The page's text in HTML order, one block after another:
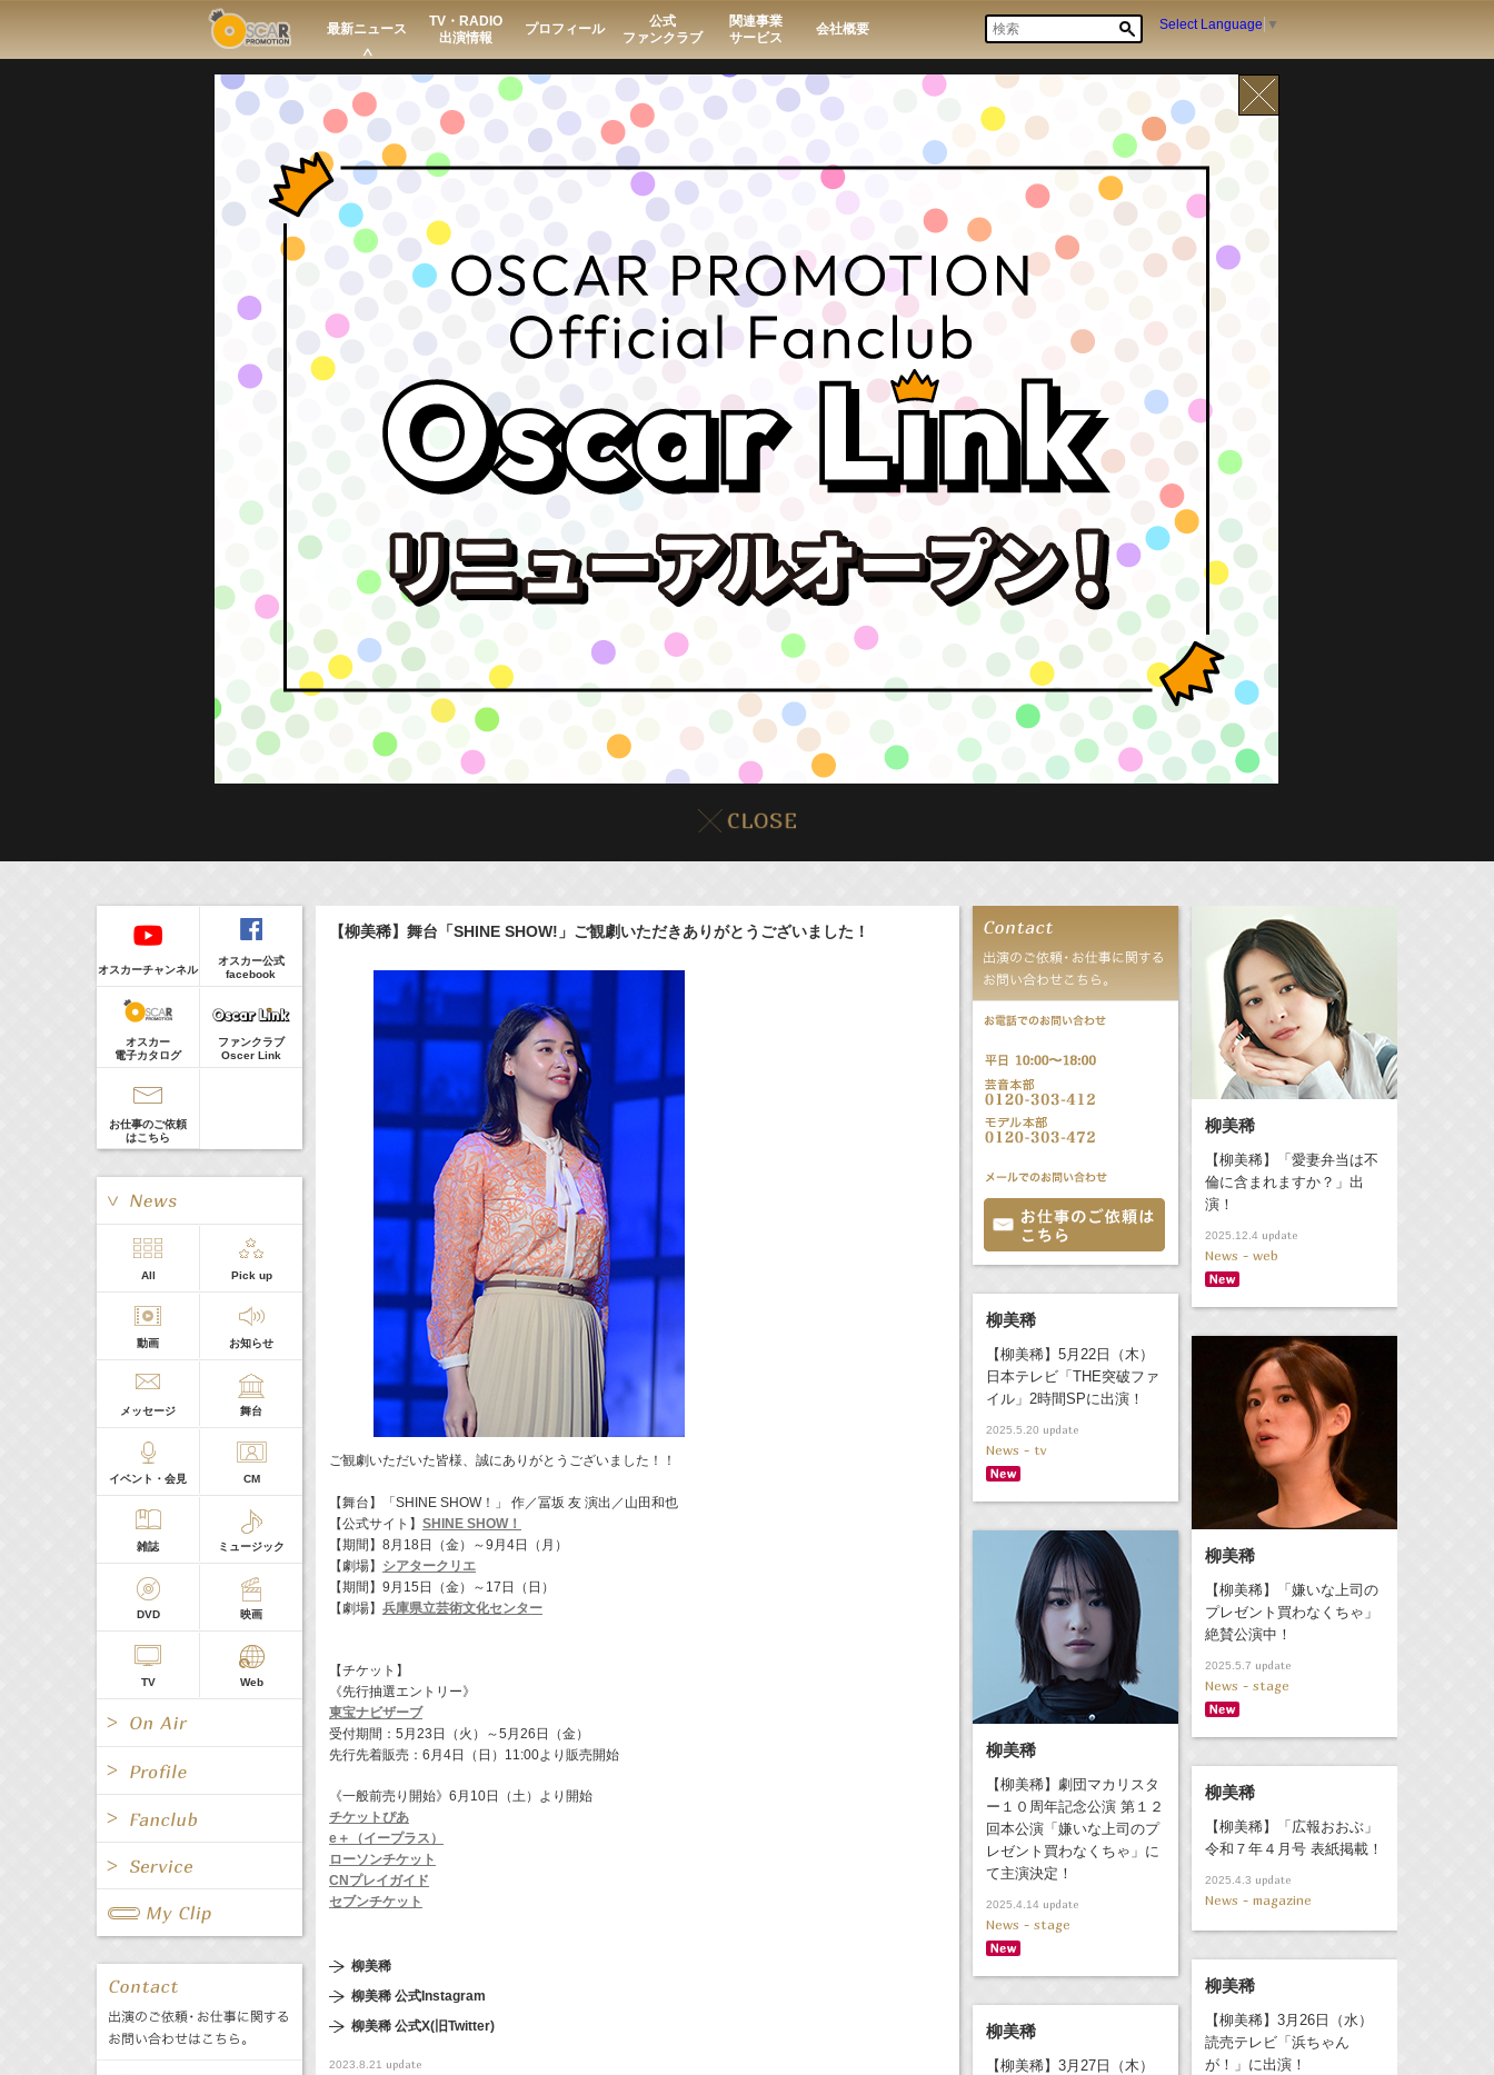
最新ニュース
TV・RADIO
出演情報
プロフィール
公式
ファンクラブ
関連事業
サービス
会社概要 Select Language ▼
8/7(Fri)
イベント
販売情報
17:10-17:30(Radio
河北麻友子のマユコレ！
Tシャツが乾くまで
庄司浩平
> More
【柳美稀】舞台「SHINE SHOW!」ご観劇いただきありがとうございました！
ご観劇いただいた皆様、誠にありがとうございました！！
【舞台】「SHINE SHOW！」 作／冨坂 友 演出／山田和也
【公式サイト】 SHINE SHOW！
【期間】8月18日（金）～9月4日（月）
【劇場】 シアタークリエ
【期間】9月15日（金）～17日（日）
【劇場】 兵庫県立芸術文化センター
【チケット】
《先行抽選エントリー》
東宝ナビザーブ
受付期間：5月23日（火）～5月26日（金）
先行先着販売：6月4日（日）11:00より販売開始
《一般前売り開始》6月10日（土）より開始
チケットぴあ
e＋（イープラス）
ローソンチケット
CNプレイガイド
セブンチケット
柳美稀
柳美稀 公式Instagram
柳美稀 公式X(旧Twitter)
2023.8.21 update
柳美稀
【柳美稀】「愛妻弁当は不
倫に含まれますか？」出
演！
2025.12.4 update
News - web
柳美稀
【柳美稀】5月22日（木）
日本テレビ「THE突破ファ
イル」2時間SPに出演！
2025.5.20 update
News - tv
柳美稀
【柳美稀】「嫌いな上司の
プレゼント買わなくちゃ」
絶賛公演中！
2025.5.7 update
News - stage
柳美稀
【柳美稀】劇団マカリスタ
ー１０周年記念公演 第１２
回本公演「嫌いな上司のプ
レゼント買わなくちゃ」に
て主演決定！
2025.4.14 update
News - stage
柳美稀
【柳美稀】「広報おおぶ」
令和７年４月号 表紙掲載！
2025.4.3 update
News - magazine
柳美稀
【柳美稀】3月26日（水）
読売テレビ「浜ちゃん
が！」に出演！
柳美稀
【柳美稀】3月27日（木）
オスカーチャンネル
オスカー公式
facebook
オスカー
電子カタログ
ファンクラブ
Oscer Link
お仕事のご依頼
はこちら
All Pick up
動画 お知らせ
メッセージ 舞台
イベント・会見 CM
雑誌 ミュージック
DVD 映画
TV Web
Radio
All 女優/タレント
グループ
キャスター/レポーター
バラエティ 声優
All Fanclub Page
All 関連事業
公式サービス
Regular
Guest
本日の出演
５０音順
CLIP